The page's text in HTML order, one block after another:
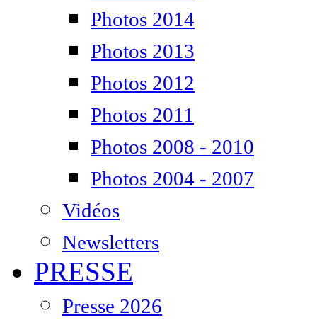
Photos 2014
Photos 2013
Photos 2012
Photos 2011
Photos 2008 - 2010
Photos 2004 - 2007
Vidéos
Newsletters
PRESSE
Presse 2026